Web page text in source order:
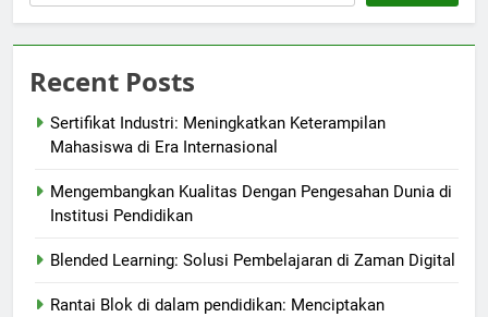
Recent Posts
Sertifikat Industri: Meningkatkan Keterampilan
Mahasiswa di Era Internasional
Mengembangkan Kualitas Dengan Pengesahan Dunia di
Institusi Pendidikan
Blended Learning: Solusi Pembelajaran di Zaman Digital
Rantai Blok di dalam pendidikan: Menciptakan